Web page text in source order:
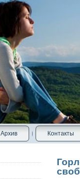
Архив Контакты